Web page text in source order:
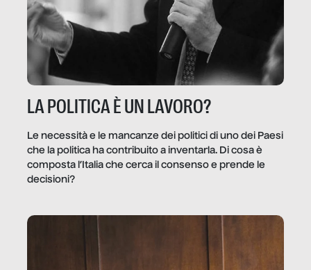
LA POLITICA È UN LAVORO?
Le necessità e le mancanze dei politici di uno dei Paesi
che la politica ha contribuito a inventarla. Di cosa è
composta l’Italia che cerca il consenso e prende le
decisioni?